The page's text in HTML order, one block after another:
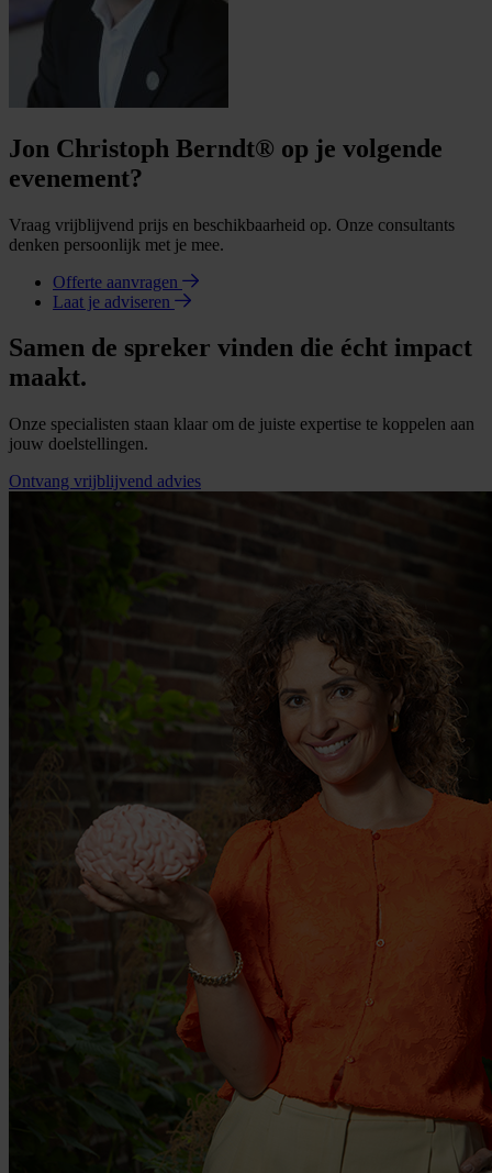
Jon Christoph Berndt® op je volgende
evenement?
Vraag vrijblijvend prijs en beschikbaarheid op. Onze consultants
denken persoonlijk met je mee.
Offerte aanvragen
Laat je adviseren
Samen de spreker vinden die écht impact
maakt.
Onze specialisten staan klaar om de juiste expertise te koppelen aan
jouw doelstellingen.
Ontvang vrijblijvend advies